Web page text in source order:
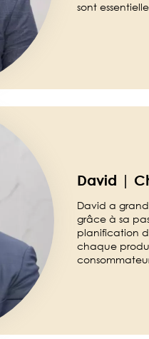
sont
David |
David a
grâce à sa
planification
chaque